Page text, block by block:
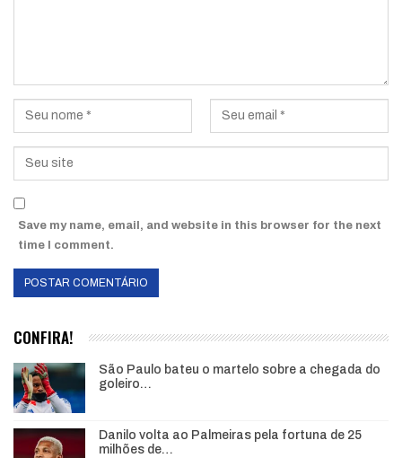
Save my name, email, and website in this browser for the next
time I comment.
CONFIRA!
São Paulo bateu o martelo sobre a chegada do
goleiro…
Danilo volta ao Palmeiras pela fortuna de 25
milhões de…